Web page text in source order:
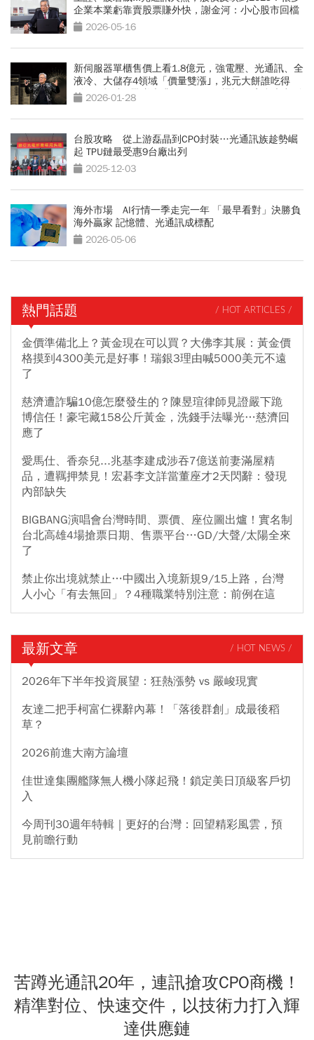
企業本業虧靠賣股票賺外快，謝金河：小心股市回檔
2026-05-16
新伺服器單櫃售價上看1.8億元，強電壓、光通訊、全
液冷、大儲存4領域「價量雙漲｣，兆元大餅誰吃得
到？ 輝達AI戰隊大升級 —VR200機櫃56家台廠出列
2026-01-28
台股攻略 從上游磊晶到CPO封裝…光通訊族趁勢崛
起 TPU鏈最受惠9台廠出列
2025-12-03
海外市場 AI行情一季走完一年 「最早看對」決勝負
海外贏家 記憶體、光通訊成標配
2026-05-06
熱門話題 / HOT ARTICLES /
金價準備北上？黃金現在可以買？大佛李其展：黃金價
格摸到4300美元是好事！瑞銀3理由喊5000美元不遠
了
慈濟遭詐騙10億怎麼發生的？陳昱瑄律師見證嚴下跪
博信任！豪宅藏158公斤黃金，洗錢手法曝光…慈濟回
應了
愛馬仕、香奈兒...兆基李建成涉吞7億送前妻滿屋精
品，遭羈押禁見！宏碁李文詳當董座才2天閃辭：發現
內部缺失
BIGBANG演唱會台灣時間、票價、座位圖出爐！實名制
台北高雄4場搶票日期、售票平台…GD/大聲/太陽全來
了
禁止你出境就禁止…中國出入境新規9/15上路，台灣
人小心「有去無回」？4種職業特別注意：前例在這
最新文章 / HOT NEWS /
2026年下半年投資展望：狂熱漲勢 vs 嚴峻現實
友達二把手柯富仁裸辭內幕！「落後群創」成最後稻
草？
2026前進大南方論壇
佳世達集團艦隊無人機小隊起飛！鎖定美日頂級客戶切
入
今周刊30週年特輯｜更好的台灣：回望精彩風雲，預
見前瞻行動
苦蹲光通訊20年，連訊搶攻CPO商機！
精準對位、快速交件，以技術力打入輝
達供應鏈